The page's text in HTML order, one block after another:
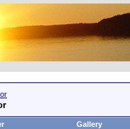
Gallery